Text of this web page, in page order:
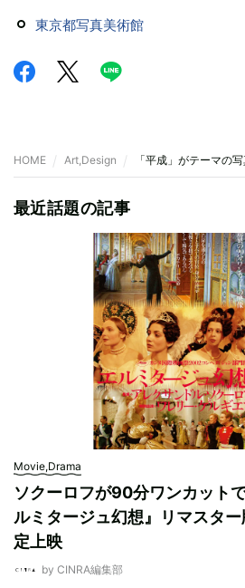
東京都写真美術館
HOME Art,Design 「平成」がテーマの
最近話題の記事
Movie,Drama
ソクーロフが90分ワンカット
ルミタージュ幻想』リマスタ
定上映
by CINRA編集部